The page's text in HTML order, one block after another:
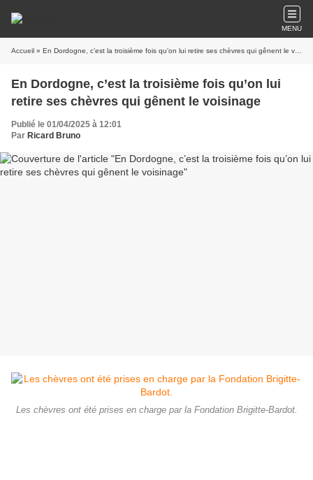
MENU
Accueil » En Dordogne, c’est la troisième fois qu’on lui retire ses chèvres qui gênent le voisinage
En Dordogne, c’est la troisième fois qu’on lui
retire ses chèvres qui gênent le voisinage
Publié le 01/04/2025 à 12:01
Par Ricard Bruno
Les chèvres ont été prises en charge par la Fondation Brigitte-Bardot.